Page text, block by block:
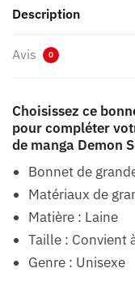
Description
Avis 0
Choisissez ce
pour compléter
de manga Demon
Bonnet de
Matériaux de
Matière : Laine
Taille : Convient
Genre : Unisexe